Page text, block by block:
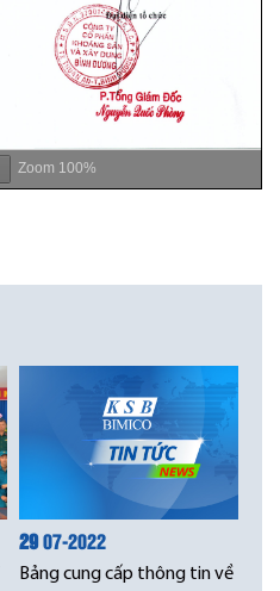
Zoom 100%
2907-2022
Bảng cung cấp thông tin về